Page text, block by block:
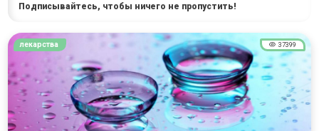
Подписывайтесь, чтобы ничего не пропустить!
лекарства 37399